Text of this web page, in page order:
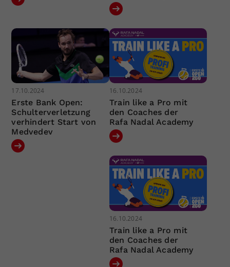
17.10.2024
Erste Bank Open:
Schulterverletzung
verhindert Start von
Medvedev
16.10.2024
Train like a Pro mit
den Coaches der
Rafa Nadal Academy
16.10.2024
Train like a Pro mit
den Coaches der
Rafa Nadal Academy